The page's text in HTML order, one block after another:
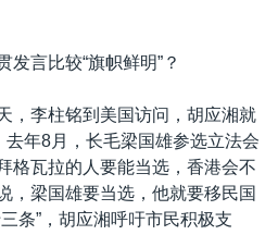
言比较“旗帜鲜明”？
，李柱铭到美国访问，胡应湘就
去年8月，长毛梁国雄参选立法会
格瓦拉的人要能当选，香港会不
，梁国雄要当选，他就要移民国
条”，胡应湘呼吁市民积极支